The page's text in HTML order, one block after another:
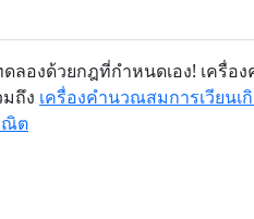
องด้วยกฎที่กำหนดเอง! เครื่อ
ถึง เครื่องคำนวณสมการเวียนเ
ณิต